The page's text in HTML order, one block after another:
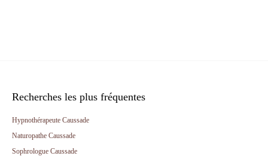
Recherches les plus fréquentes
Hypnothérapeute Caussade
Naturopathe Caussade
Sophrologue Caussade